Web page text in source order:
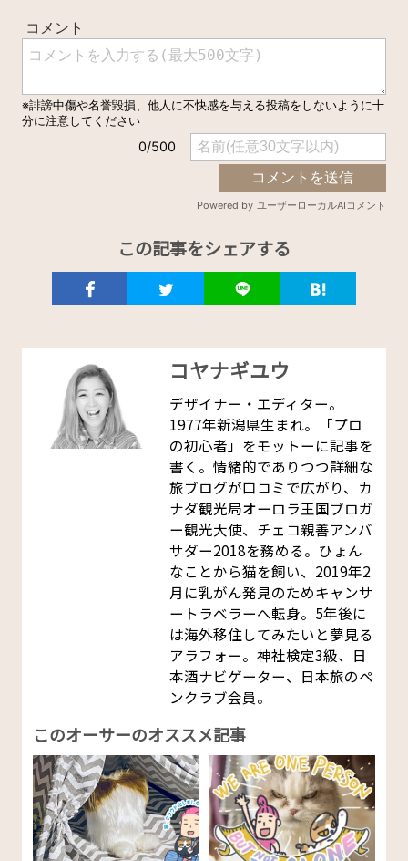
この記事をシェアする
コヤナギユウ
デザイナー・エディター。
1977年新潟県生まれ。「プロ
の初心者」をモットーに記事を
書く。情緒的でありつつ詳細な
旅ブログが口コミで広がり、カ
ナダ観光局オーロラ王国ブロガ
ー観光大使、チェコ親善アンバ
サダー2018を務める。ひょん
なことから猫を飼い、2019年2
月に乳がん発見のためキャンサ
ートラベラーへ転身。5年後に
は海外移住してみたいと夢見る
アラフォー。神社検定3級、日
本酒ナビゲーター、日本旅のペ
ンクラブ会員。
このオーサーのオススメ記事